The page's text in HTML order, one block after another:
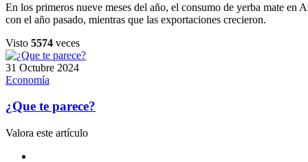
En los primeros nueve meses del año, el consumo de yerba mate
con el año pasado, mientras que las exportaciones crecieron.
Visto 5574 veces
31 Octubre 2024
Economía
¿Que te parece?
Valora este artículo